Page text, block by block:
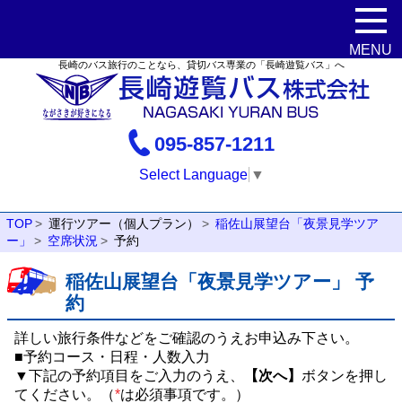
長崎のバス旅行のことなら、貸切バス専業の「長崎遊覧バス」へ
095-857-1211
Select Language ▼
TOP 運行ツアー（個人プラン）
稲佐山展望台「夜景見学ツア
ー」
空席状況 予約
稲佐山展望台「夜景見学ツアー」 予
約
詳しい旅行条件などをご確認のうえお申込み下さい。
■予約コース・日程・人数入力
▼下記の予約項目をご入力のうえ、
【次へ】 ボタンを押し
てください。（*は必須事項です。）